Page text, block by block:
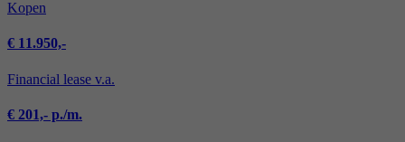
Kopen
€ 11.950,-
Financial lease v.a.
€ 201,- p./m.